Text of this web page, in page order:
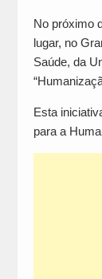
No próximo
lugar, no
Saúde, da
Esta
para a